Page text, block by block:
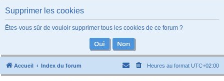
Supprimer les cookies
Êtes-vous sûr de vouloir supprimer tous les cookies de ce forum ?
Accueil Index du forum Heures au format UTC+02:00